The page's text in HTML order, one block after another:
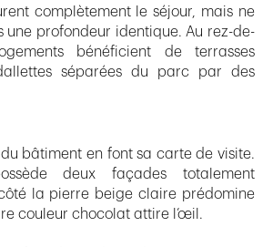
complètement le séjour, mais ne
une profondeur identique. Au rez-de-
bénéficient de terrasses
séparées du parc par des
du bâtiment en font sa carte de visite.
deux façades totalement
côté la pierre beige claire prédomine
couleur chocolat attire l’œil.